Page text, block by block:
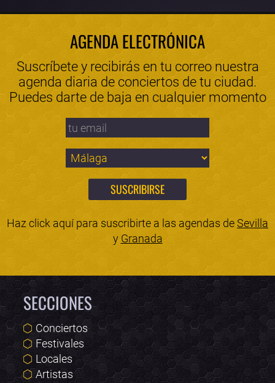
AGENDA ELECTRÓNICA
Suscríbete y recibirás en tu correo nuestra
agenda diaria de conciertos de tu ciudad.
Puedes darte de baja en cualquier momento
Haz click aquí para suscribirte a las agendas deSevilla
y Granada
SECCIONES
Conciertos
Festivales
Locales
Artistas